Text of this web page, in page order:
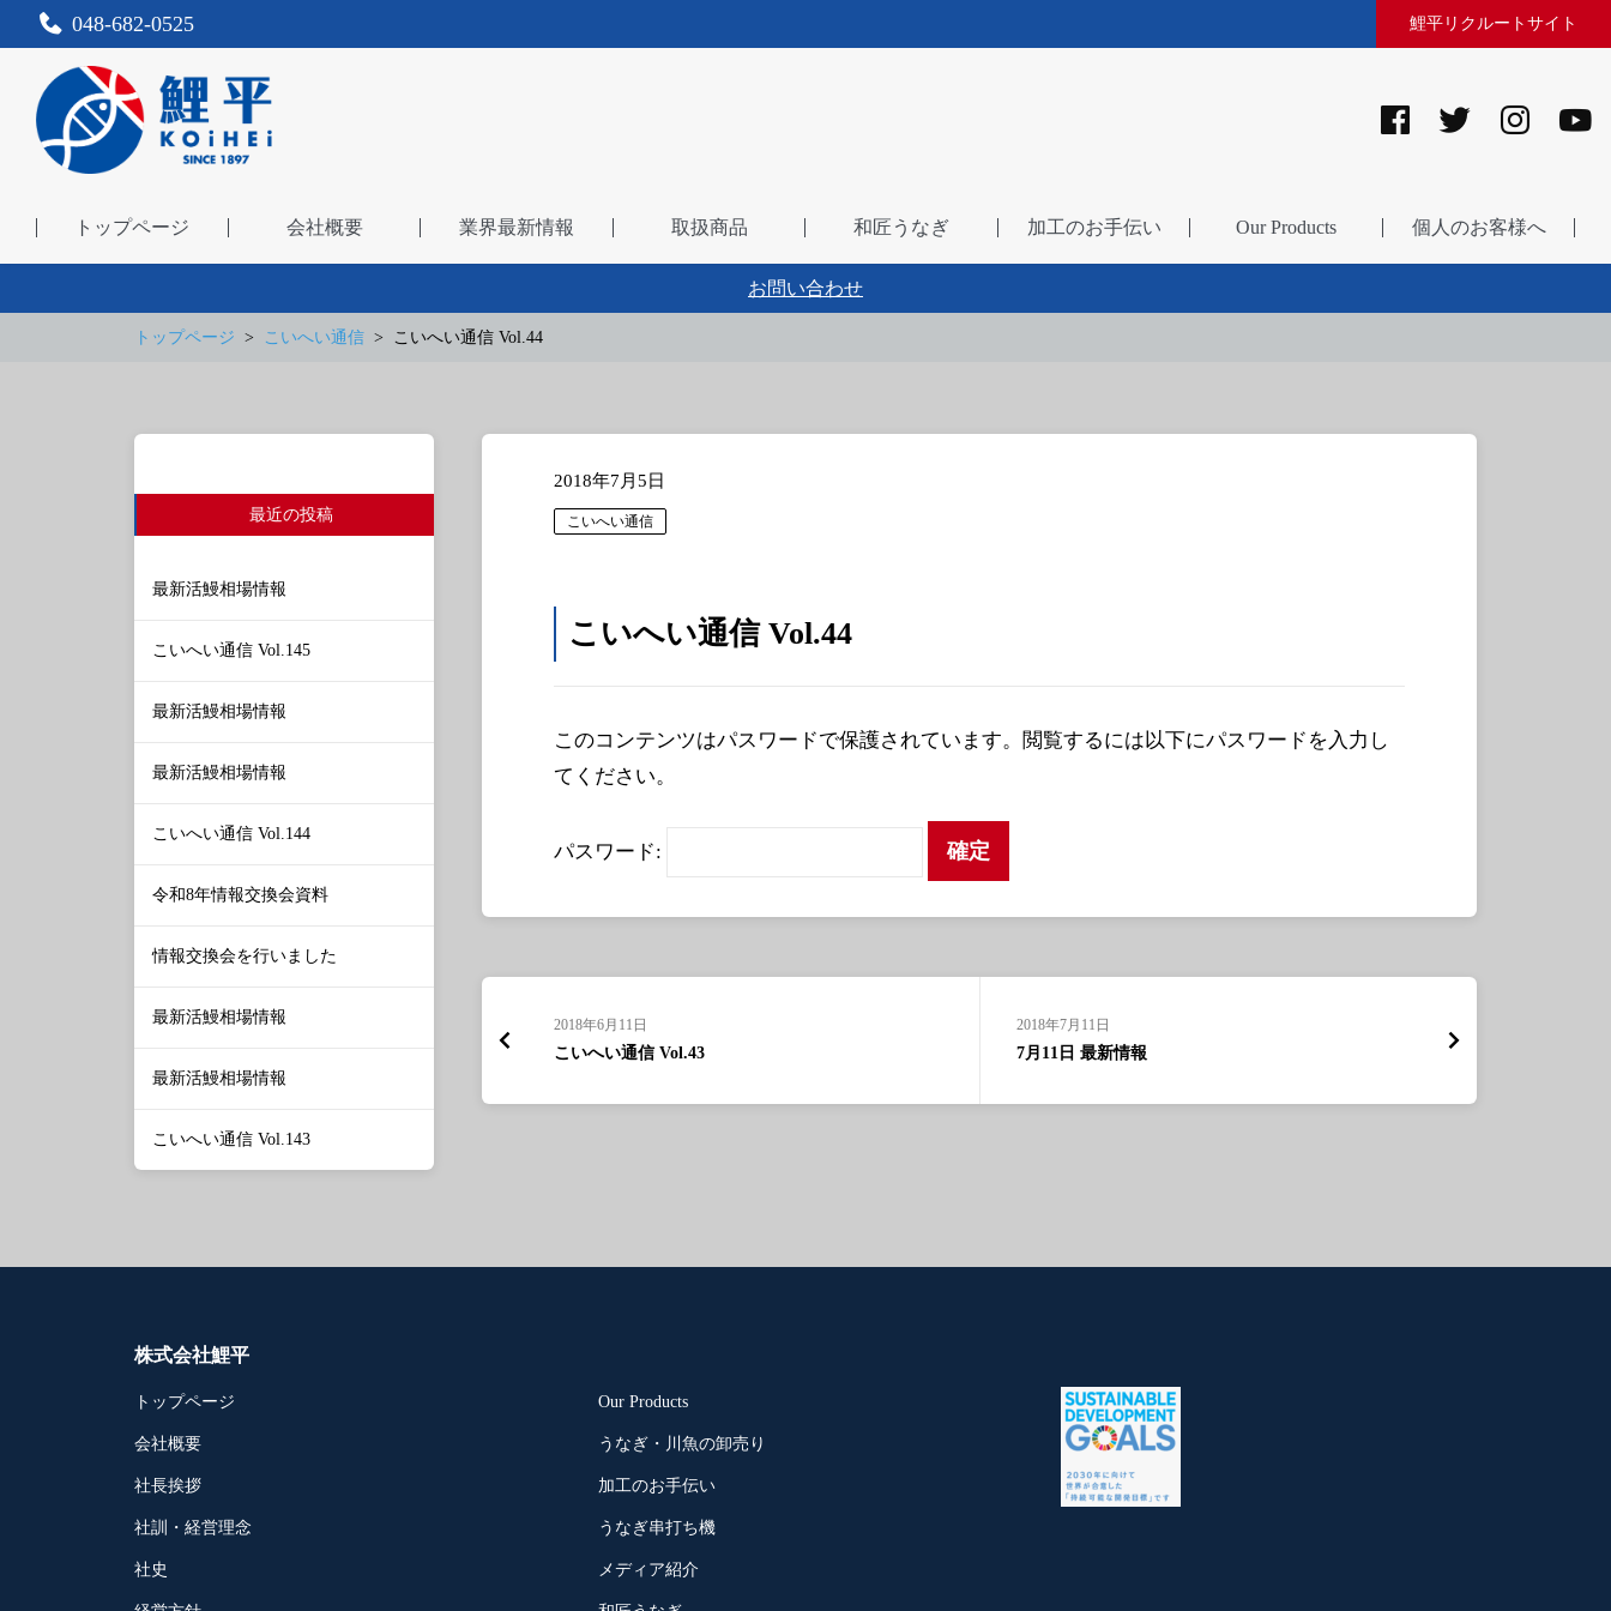
048-682-0525 鯉平リクルートサイト
トップページ 会社概要 業界最新情報 取扱商品 和匠うなぎ 加工のお手伝い Our Products 個人のお客様へ
お問い合わせ
トップページ こいへい通信 こいへい通信 Vol.44
2018年7月5日
こいへい通信
こいへい通信 Vol.44
このコンテンツはパスワードで保護されています。閲覧するには以下にパスワードを入力し
てください。
パスワード:
2018年6月11日
こいへい通信 Vol.43
2018年7月11日
7月11日 最新情報
最近の投稿
最新活鰻相場情報
こいへい通信 Vol.145
最新活鰻相場情報
最新活鰻相場情報
こいへい通信 Vol.144
令和8年情報交換会資料
情報交換会を行いました
最新活鰻相場情報
最新活鰻相場情報
こいへい通信 Vol.143
株式会社鯉平
トップページ
会社概要
社長挨拶
社訓・経営理念
社史
Our Products
うなぎ・川魚の卸売り
加工のお手伝い
うなぎ串打ち機
メディア紹介